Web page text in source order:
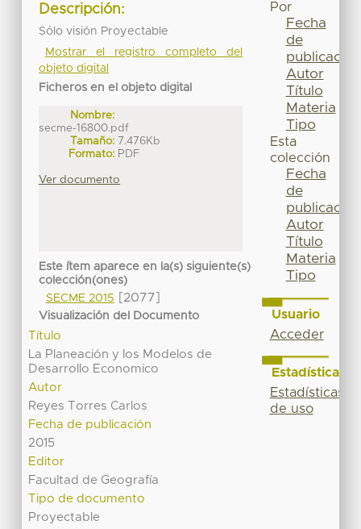
Descripción:
Sólo visión Proyectable
Mostrar el registro completo del
objeto digital
Ficheros en el objeto digital
Nombre:
secme-16800.pdf
Tamaño: 7.476Kb
Formato: PDF
Ver documento
Este ítem aparece en la(s) siguiente(s)
colección(ones)
SECME 2015
[2077]
Visualización del Documento
Título
La Planeación y los Modelos de
Desarrollo Economico
Autor
Reyes Torres Carlos
Fecha de publicación
2015
Editor
Facultad de Geografía
Tipo de documento
Proyectable
Por
Fecha
de
publicación
Autor
Título
Materia
Tipo
Esta
colección
Fecha
de
publicación
Autor
Título
Materia
Tipo
Usuario
Acceder
Estadísticas
Estadísticas
de uso